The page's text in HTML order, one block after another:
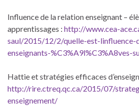
Influence de la relation enseignant –
apprentissages : http://www.cea-
saul/2015/12/2/quelle-est-linfluence-
enseignants-%C3%A9l%C3%A8ves-
Hattie et stratégies efficaces
http://rire.ctreq.qc.ca/2015/07/
enseignement/